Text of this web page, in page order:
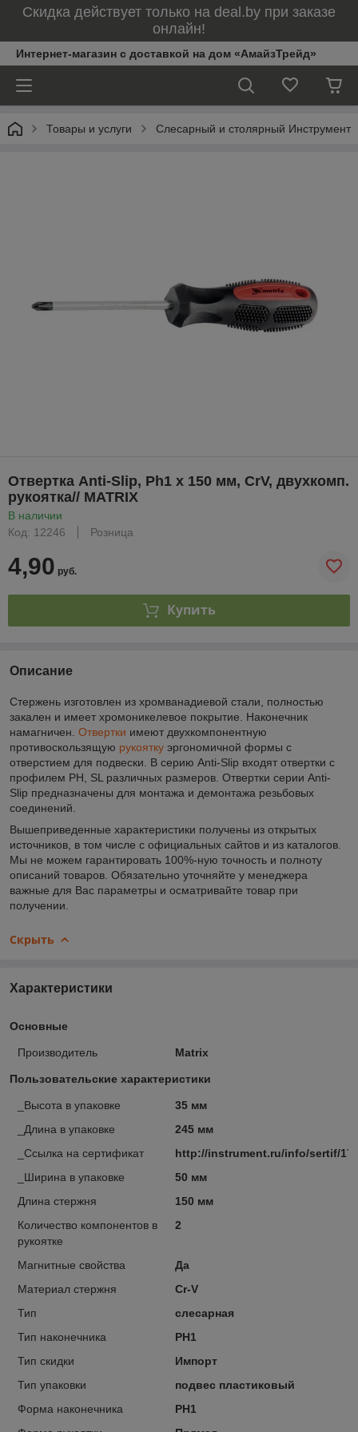
Скидка действует только на deal.by при заказе
онлайн!
Интернет-магазин с доставкой на дом «АмайзТрейд»
Товары и услуги Слесарный и столярный Инструмент
Отвертка Anti-Slip, Ph1 х 150 мм, CrV, двухкомп.
рукоятка// MATRIX
В наличии
Код: 12246
Розница
4,90 руб.
Купить
Описание
Стержень изготовлен из хромванадиевой стали, полностью
закален и имеет хромоникелевое покрытие. Наконечник
намагничен. Отвертки имеют двухкомпонентную
противоскользящую рукоятку эргономичной формы с
отверстием для подвески. В серию Anti-Slip входят отвертки с
профилем PH, SL различных размеров. Отвертки серии Anti-
Slip предназначены для монтажа и демонтажа резьбовых
соединений.
Вышеприведенные характеристики получены из открытых
источников, в том числе с официальных сайтов и из каталогов.
Мы не можем гарантировать 100%-ную точность и полноту
описаний товаров. Обязательно уточняйте у менеджера
важные для Вас параметры и осматривайте товар при
получении.
Скрыть
Характеристики
Основные
Производитель Matrix
Пользовательские характеристики
_Высота в упаковке
35 мм
_Длина в упаковке
245 мм
_Ссылка на сертификат
http://instrument.ru/info/sertif/
_Ширина в упаковке
50 мм
Длина стержня
150 мм
Количество компонентов в
рукоятке
2
Магнитные свойства
Да
Материал стержня
Cr-V
Тип
слесарная
Тип наконечника
PH1
Тип скидки
Импорт
Тип упаковки
подвес пластиковый
Форма наконечника
PH1